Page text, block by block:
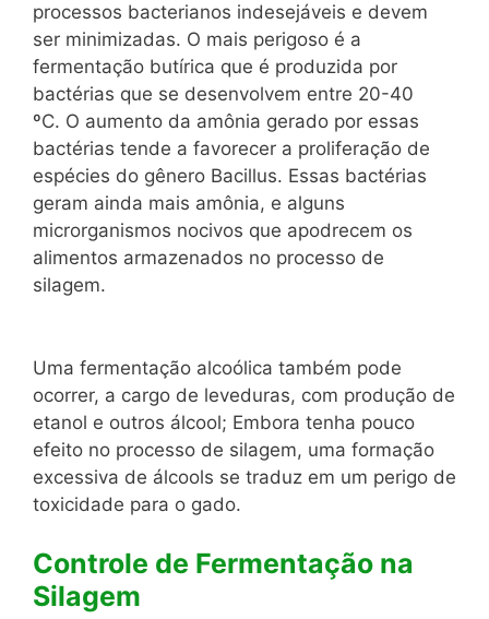
processos bacterianos indesejáveis ​​e devem
ser minimizadas. O mais perigoso é a
fermentação butírica que é produzida por
bactérias que se desenvolvem entre 20-40
ºC. O aumento da amônia gerado por essas
bactérias tende a favorecer a proliferação de
espécies do gênero Bacillus. Essas bactérias
geram ainda mais amônia, e alguns
microrganismos nocivos que apodrecem os
alimentos armazenados no processo de
silagem.
Uma fermentação alcoólica também pode
ocorrer, a cargo de leveduras, com produção de
etanol e outros álcool; Embora tenha pouco
efeito no processo de silagem, uma formação
excessiva de álcools se traduz em um perigo de
toxicidade para o gado.
Controle de Fermentação na
Silagem